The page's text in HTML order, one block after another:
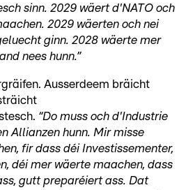
sinn. 2029 wäert d'NATO och
2029 wäerten och nei
ginn. 2028 wäerte mer
nees hunn.”
Ausserdeem bräicht
“Do muss och d'Industrie
Allianzen hunn. Mir misse
fir dass déi Investissementer,
déi mer wäerte maachen, dass
gutt preparéiert ass. Dat